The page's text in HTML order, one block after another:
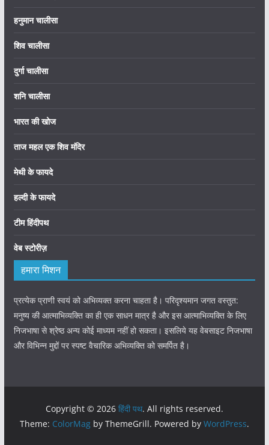
हनुमान चालीसा
शिव चालीसा
दुर्गा चालीसा
शनि चालीसा
भारत की खोज
ताज महल एक शिव मंदिर
मेथी के फायदे
हल्दी के फायदे
टीम हिंदीपथ
वेब स्टोरीज़
हमारा मिशन
प्रत्येक प्राणी स्वयं को अभिव्यक्त करना चाहता है। परिदृश्यमान जगत वस्तुत:
मनुष्य की आत्माभिव्यक्ति का ही एक साधन मात्र है और इस आत्माभिव्यक्ति के लिए
निजभाषा से श्रेष्ठ अन्य कोई माध्यम नहीं हो सकता। इसलिये यह वेबसाइट निजभाषा
और विभिन्न मुद्दों पर स्पष्ट वैचारिक अभिव्यक्ति को समर्पित है।
Copyright © 2026 हिंदी पथ. All rights reserved.
Theme: ColorMagby ThemeGrill. Powered by WordPress.